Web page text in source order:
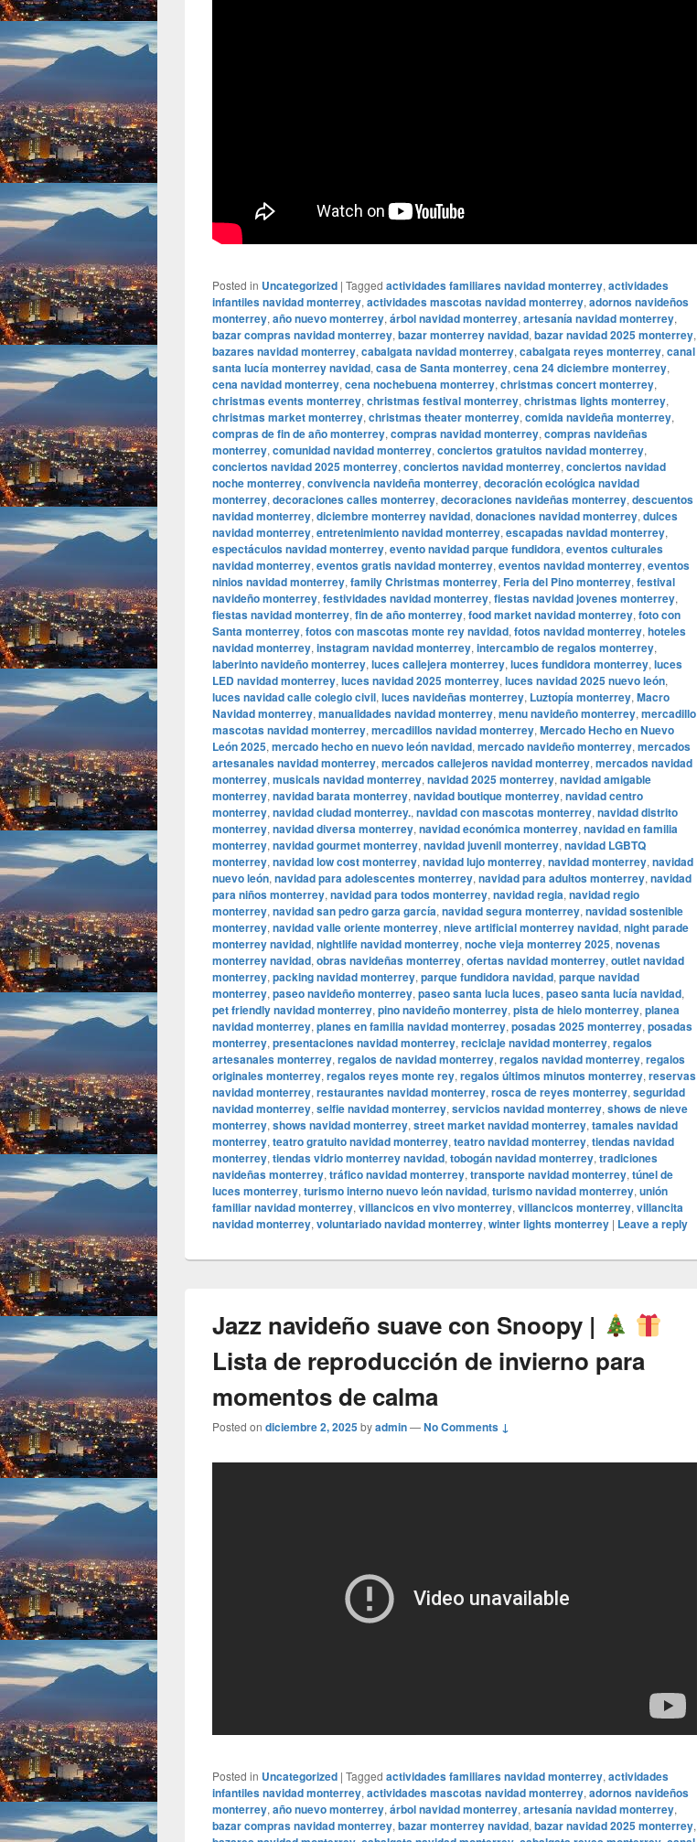
Posted in Uncategorized | Tagged actividades familiares navidad monterrey, actividades
infantiles navidad monterrey, actividades mascotas navidad monterrey, adornos navideños
monterrey, año nuevo monterrey, árbol navidad monterrey, artesanía navidad monterrey,
bazar compras navidad monterrey, bazar monterrey navidad, bazar navidad 2025 monterrey,
bazares navidad monterrey, cabalgata navidad monterrey, cabalgata reyes monterrey, canal
santa lucía monterrey navidad, casa de Santa monterrey, cena 24 diciembre monterrey,
cena navidad monterrey, cena nochebuena monterrey, christmas concert monterrey,
christmas events monterrey, christmas festival monterrey, christmas lights monterrey,
christmas market monterrey, christmas theater monterrey, comida navideña monterrey,
compras de fin de año monterrey, compras navidad monterrey, compras navideñas
monterrey, comunidad navidad monterrey, conciertos gratuitos navidad monterrey,
conciertos navidad 2025 monterrey, conciertos navidad monterrey, conciertos navidad
noche monterrey, convivencia navideña monterrey, decoración ecológica navidad
monterrey, decoraciones calles monterrey, decoraciones navideñas monterrey, descuentos
navidad monterrey, diciembre monterrey navidad, donaciones navidad monterrey, dulces
navidad monterrey, entretenimiento navidad monterrey, escapadas navidad monterrey,
espectáculos navidad monterrey, evento navidad parque fundidora, eventos culturales
navidad monterrey, eventos gratis navidad monterrey, eventos navidad monterrey, eventos
ninios navidad monterrey, family Christmas monterrey, Feria del Pino monterrey, festival
navideño monterrey, festividades navidad monterrey, fiestas navidad jovenes monterrey,
fiestas navidad monterrey, fin de año monterrey, food market navidad monterrey, foto con
Santa monterrey, fotos con mascotas monte rey navidad, fotos navidad monterrey, hoteles
navidad monterrey, instagram navidad monterrey, intercambio de regalos monterrey,
laberinto navideño monterrey, luces callejera monterrey, luces fundidora monterrey, luces
LED navidad monterrey, luces navidad 2025 monterrey, luces navidad 2025 nuevo león,
luces navidad calle colegio civil, luces navideñas monterrey, Luztopía monterrey, Macro
Navidad monterrey, manualidades navidad monterrey, menu navideño monterrey, mercadillo
mascotas navidad monterrey, mercadillos navidad monterrey, Mercado Hecho en Nuevo
León 2025, mercado hecho en nuevo león navidad, mercado navideño monterrey, mercados
artesanales navidad monterrey, mercados callejeros navidad monterrey, mercados navidad
monterrey, musicals navidad monterrey, navidad 2025 monterrey, navidad amigable
monterrey, navidad barata monterrey, navidad boutique monterrey, navidad centro
monterrey, navidad ciudad monterrey., navidad con mascotas monterrey, navidad distrito
monterrey, navidad diversa monterrey, navidad económica monterrey, navidad en familia
monterrey, navidad gourmet monterrey, navidad juvenil monterrey, navidad LGBTQ
monterrey, navidad low cost monterrey, navidad lujo monterrey, navidad monterrey, navidad
nuevo león, navidad para adolescentes monterrey, navidad para adultos monterrey, navidad
para niños monterrey, navidad para todos monterrey, navidad regia, navidad regio
monterrey, navidad san pedro garza garcía, navidad segura monterrey, navidad sostenible
monterrey, navidad valle oriente monterrey, nieve artificial monterrey navidad, night parade
monterrey navidad, nightlife navidad monterrey, noche vieja monterrey 2025, novenas
monterrey navidad, obras navideñas monterrey, ofertas navidad monterrey, outlet navidad
monterrey, packing navidad monterrey, parque fundidora navidad, parque navidad
monterrey, paseo navideño monterrey, paseo santa lucia luces, paseo santa lucía navidad,
pet friendly navidad monterrey, pino navideño monterrey, pista de hielo monterrey, planea
navidad monterrey, planes en familia navidad monterrey, posadas 2025 monterrey, posadas
monterrey, presentaciones navidad monterrey, reciclaje navidad monterrey, regalos
artesanales monterrey, regalos de navidad monterrey, regalos navidad monterrey, regalos
originales monterrey, regalos reyes monte rey, regalos últimos minutos monterrey, reservas
navidad monterrey, restaurantes navidad monterrey, rosca de reyes monterrey, seguridad
navidad monterrey, selfie navidad monterrey, servicios navidad monterrey, shows de nieve
monterrey, shows navidad monterrey, street market navidad monterrey, tamales navidad
monterrey, teatro gratuito navidad monterrey, teatro navidad monterrey, tiendas navidad
monterrey, tiendas vidrio monterrey navidad, tobogán navidad monterrey, tradiciones
navideñas monterrey, tráfico navidad monterrey, transporte navidad monterrey, túnel de
luces monterrey, turismo interno nuevo león navidad, turismo navidad monterrey, unión
familiar navidad monterrey, villancicos en vivo monterrey, villancicos monterrey, villancita
navidad monterrey, voluntariado navidad monterrey, winter lights monterrey | Leave a reply
Jazz navideño suave con Snoopy |
Lista de reproducción de invierno para
momentos de calma
Posted on diciembre 2, 2025byadmin—No Comments ↓
Posted in Uncategorized | Tagged actividades familiares navidad monterrey, actividades
infantiles navidad monterrey, actividades mascotas navidad monterrey, adornos navideños
monterrey, año nuevo monterrey, árbol navidad monterrey, artesanía navidad monterrey,
bazar compras navidad monterrey, bazar monterrey navidad, bazar navidad 2025 monterrey,